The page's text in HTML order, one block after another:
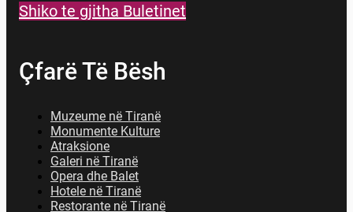
Shiko te gjitha Buletinet
Çfarë Të Bësh
Muzeume në Tiranë
Monumente Kulture
Atraksione
Galeri në Tiranë
Opera dhe Balet
Hotele në Tiranë
Restorante në Tiranë